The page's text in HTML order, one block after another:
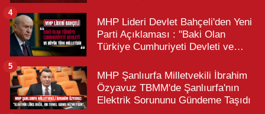
MHP Lideri Devlet Bahçeli'den Yeni
Parti Açıklaması : "Baki Olan
Türkiye Cumhuriyeti Devleti ve
4
MHP Şanlıurfa Milletvekili İbrahim
Özyavuz TBMM'de Şanlıurfa'nın
Elektrik Sorununu Gündeme Taşıdı
5